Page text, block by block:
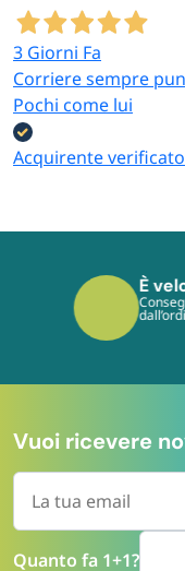
3 Giorni Fa
Corriere sempre
Pochi come lui
Acquirente verificato
È
I
Vuoi ricevere
Quanto fa 1+1?